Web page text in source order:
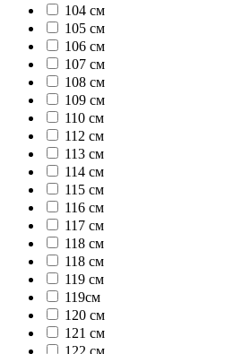
104 см
105 см
106 см
107 см
108 см
109 см
110 см
112 см
113 см
114 см
115 см
116 см
117 см
118 cм
118 см
119 см
119см
120 см
121 см